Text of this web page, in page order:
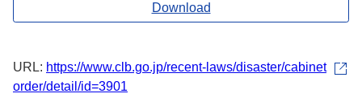
Download
URL: https://www.clb.go.jp/recent-laws/disaster/cabinet
order/detail/id=3901